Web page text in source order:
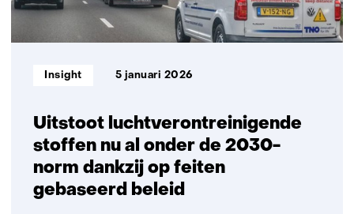
Uitstoot luchtverontreinigende
stoffen nu al onder de 2030-
norm dankzij op feiten
gebaseerd beleid
Informatietype:
Insight 5 januari 2026